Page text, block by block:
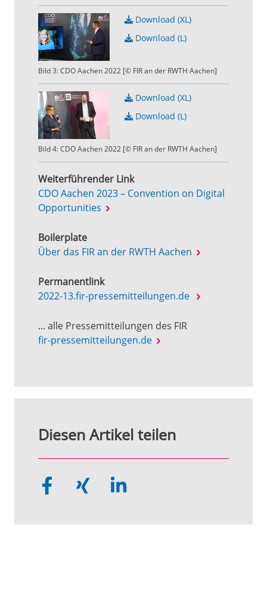
Download (XL)
Download (L)
Bild 3: CDO Aachen 2022 [© FIR an der RWTH Aachen]
Download (XL)
Download (L)
Bild 4: CDO Aachen 2022 [© FIR an der RWTH Aachen]
Weiterführender Link
CDO Aachen 2023 – Convention on Digital
Opportunities
Boilerplate
Über das FIR an der RWTH Aachen
Permanentlink
2022-13.fir-pressemitteilungen.de
... alle Pressemitteilungen des FIR
fir-pressemitteilungen.de
Diesen Artikel teilen